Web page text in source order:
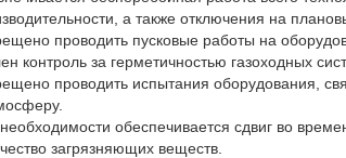
а также отключения на
проводить пусковые работы на
контроль за герметичностью газоходных
проводить испытания оборудования,
обеспечивается сдвиг во
загрязняющих веществ.